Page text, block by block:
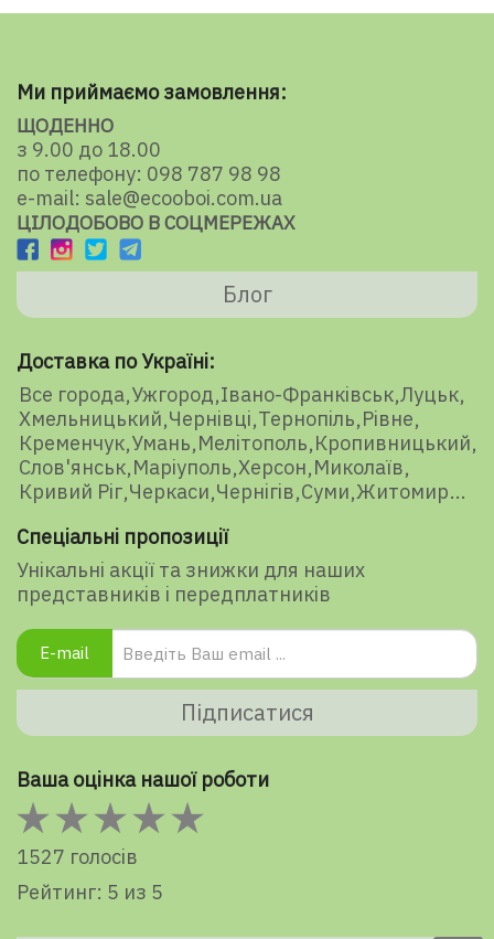
Ми приймаємо замовлення:
ЩОДЕННО
з 9.00 до 18.00
по телефону: 098 787 98 98
e-mail: sale@ecooboi.com.ua
ЦІЛОДОБОВО В СОЦМЕРЕЖАХ
Блог
Доставка по Україні:
Все города Ужгород Івано-Франківськ Луцьк
Хмельницький Чернівці Тернопіль Рівне
Кременчук Умань Мелітополь Кропивницький
Слов'янськ Маріуполь Херсон Миколаїв
Кривий Ріг Черкаси Чернігів Суми Житомир
Спеціальні пропозиції
Унікальні акції та знижки для наших
представників і передплатників
E-mail
Підписатися
Ваша оцінка нашої роботи
1527 голосів
Рейтинг: 5 из 5